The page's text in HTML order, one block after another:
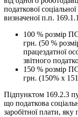
податкової
визначеної п.п.
100 % розмір
грн. (50 %
працездатної
звітного
150 % розмір
грн. (150% х
Підпунктом 169.2.3
що податкова
заробітної плати,